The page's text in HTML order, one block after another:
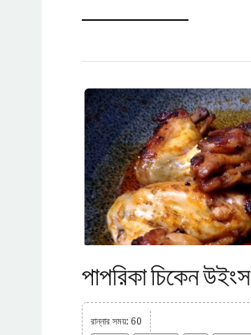
পাপরিকা চিকেন উইংস
রান্নার সময়: 60